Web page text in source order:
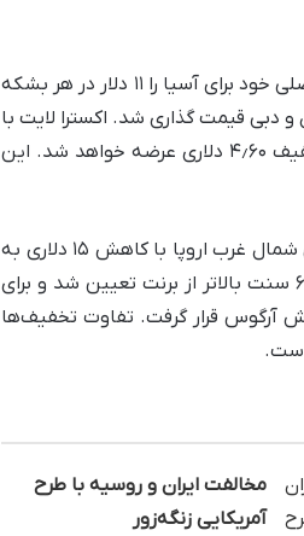
اصلاح قیمت تنها به عرب لایت محدود نشد و آرامکو نرخ همه گریدهای اصلی خود برای آسیا را ۱۱ دلار در هر بشکه
از میانگین عمان و دبی قیمت گذاری شد. اکسترا لایت با
تخفیف یک دلاری، عرب مدیوم با تخفیف ۳٫۲۵ دلاری و عرب هوی با تخفیف ۴٫۶۰ دلاری عرضه خواهد شد. این
بازارهای دیگر نیز با افت قابل توجه نرخ‌ها رو به رو شدند. عرب لایت برای شمال غرب اروپا با کاهش ۱۵ دلاری به
۸۵ سنت بالاتر از شاخص برنت رسید. قیمت همین گرید برای مدیترانه ۶۵ سنت بالاتر از برنت تعیین شد و برای
بالاتر از شاخص نفت ترش آرگوس قرار گرفت. تفاوت تخفیف‌ها
مخالفت ایران و روسیه با طرح
آمریکایی زنگه‌زور